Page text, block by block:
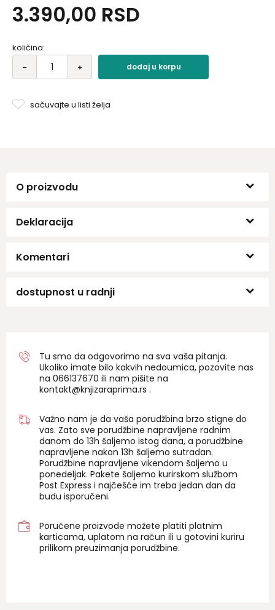
3.390,00 RSD
količina:
dodaj u korpu
sačuvajte u listi želja
O proizvodu
Deklaracija
Komentari
dostupnost u radnji
Tu smo da odgovorimo na sva vaša pitanja.
Ukoliko imate bilo kakvih nedoumica, pozovite nas
na 066137670 ili nam pišite na
kontakt@knjizaraprima.rs .
Važno nam je da vaša porudžbina brzo stigne do
vas. Zato sve porudžbine napravljene radnim
danom do 13h šaljemo istog dana, a porudžbine
napravljene nakon 13h šaljemo sutradan.
Porudžbine napravljene vikendom šaljemo u
ponedeljak. Pakete šaljemo kurirskom službom
Post Express i najčešće im treba jedan dan da
budu isporučeni.
Poručene proizvode možete platiti platnim
karticama, uplatom na račun ili u gotovini kuriru
prilikom preuzimanja porudžbine.